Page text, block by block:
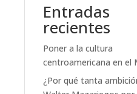
Entradas
recientes
Poner a la cultura
centroamericana en el
¿Por qué tanta